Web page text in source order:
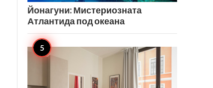
Йонагуни: Мистериозната
Атлантида под океана